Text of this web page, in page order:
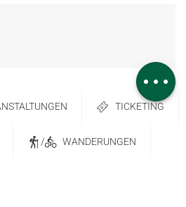
Kommentare
TICKETING
/ WANDERUNGEN